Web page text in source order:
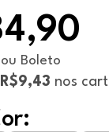
Boleto
R$9,43 nos